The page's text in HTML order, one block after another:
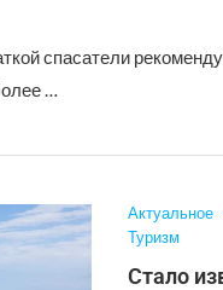
спасатели
…
Актуальное
Туризм
Стало